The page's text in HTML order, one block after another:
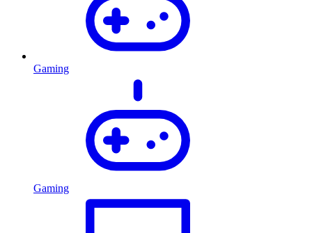
Gaming
Gaming